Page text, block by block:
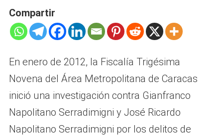
Compartir
En enero de 2012, la Fiscalía Trigésima
Novena del Área Metropolitana de Caracas
inició una investigación contra Gianfranco
Napolitano Serradimigni y José Ricardo
Napolitano Serradimigni por los delitos de